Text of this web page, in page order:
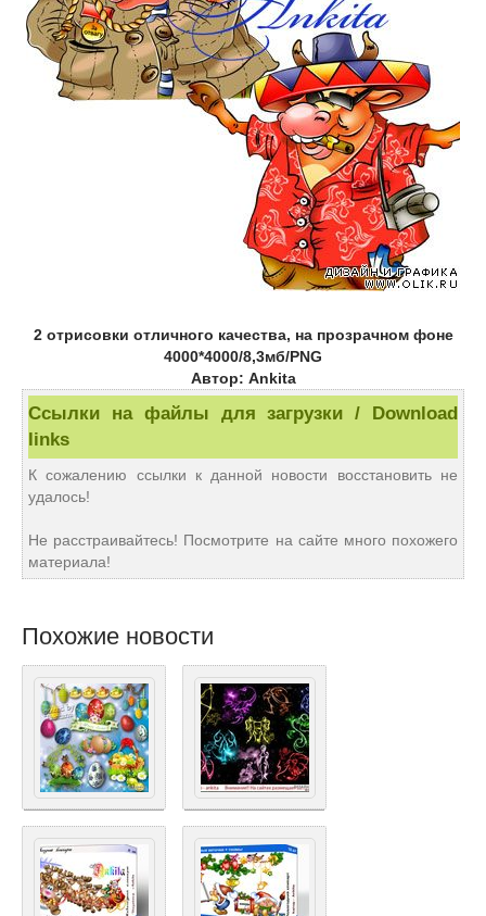
2 отрисовки отличного качества, на прозрачном фоне
4000*4000/8,3мб/PNG
Автор: Ankita
Ссылки на файлы для загрузки / Download
links
К сожалению ссылки к данной новости восстановить не
удалось!
Не расстраивайтесь! Посмотрите на сайте много похожего
материала!
Похожие новости